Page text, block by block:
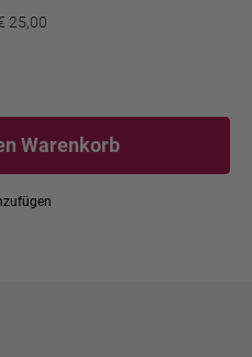
25,00
Warenkorb